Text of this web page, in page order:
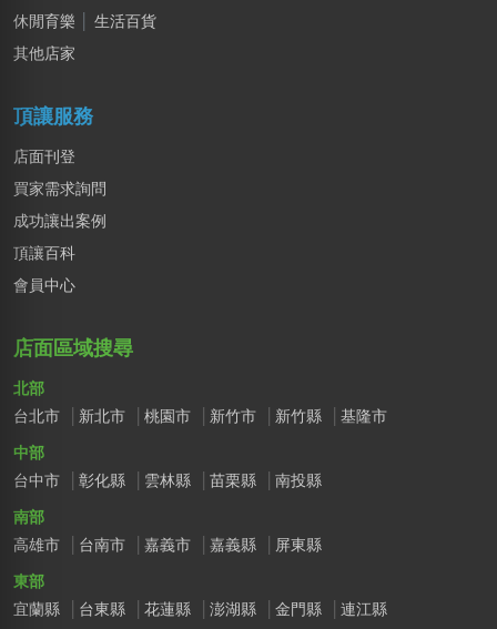
劉X姐
高雄市｜預算 30萬~50萬元
高雄市｜預算 30萬~50萬元
休閒育樂
生活百貨
其他店家
頂讓服務
店面刊登
買家需求詢問
成功讓出案例
頂讓百科
會員中心
店面區域搜尋
北部
台北市
新北市 桃園市 新竹市 新竹縣
基隆市
中部
台中市
彰化縣 雲林縣 苗栗縣
南投縣
南部
高雄市
台南市 嘉義市 嘉義縣
屏東縣
東部
宜蘭縣
台東縣 花蓮縣 澎湖縣 金門縣 連江縣